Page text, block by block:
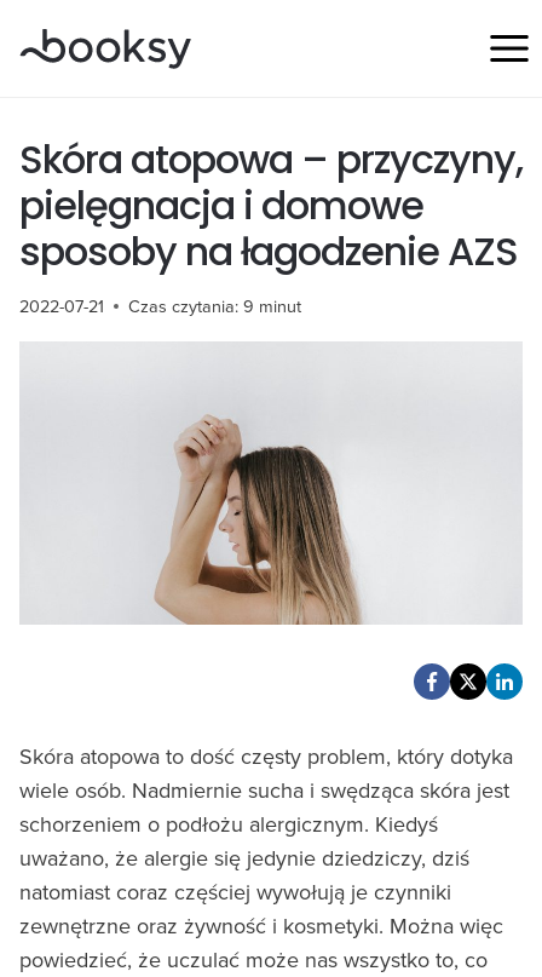
do
Skóra atopowa – przyczyny,
pielęgnacja i domowe
sposoby na łagodzenie AZS
2022-07-21 Czas czytania:9 minut
Skóra atopowa to dość częsty problem, który dotyka
wiele osób. Nadmiernie sucha i swędząca skóra jest
schorzeniem o podłożu alergicznym. Kiedyś
uważano, że alergie się jedynie dziedziczy, dziś
natomiast coraz częściej wywołują je czynniki
zewnętrzne oraz żywność i kosmetyki. Można więc
powiedzieć, że uczulać może nas wszystko to, co